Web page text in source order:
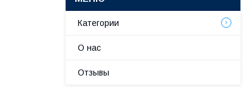
Категории
О нас
Отзывы